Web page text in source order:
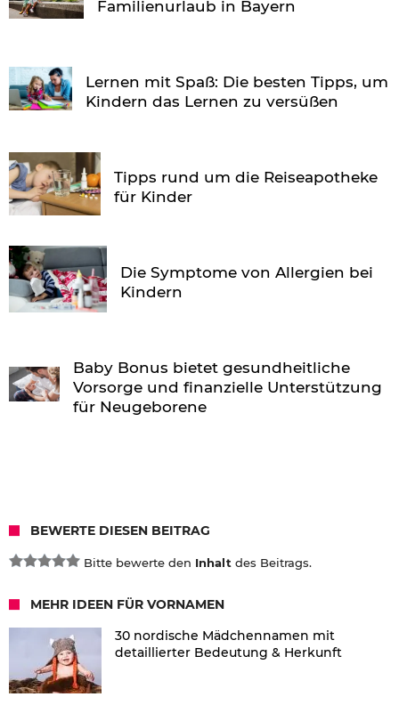
Familienurlaub in Bayern
Lernen mit Spaß: Die besten Tipps, um
Kindern das Lernen zu versüßen
Tipps rund um die Reiseapotheke
für Kinder
Die Symptome von Allergien bei
Kindern
Baby Bonus bietet gesundheitliche
Vorsorge und finanzielle Unterstützung
für Neugeborene
BEWERTE DIESEN BEITRAG
Bitte bewerte den Inhalt des Beitrags.
MEHR IDEEN FÜR VORNAMEN
30 nordische Mädchennamen mit
detaillierter Bedeutung & Herkunft